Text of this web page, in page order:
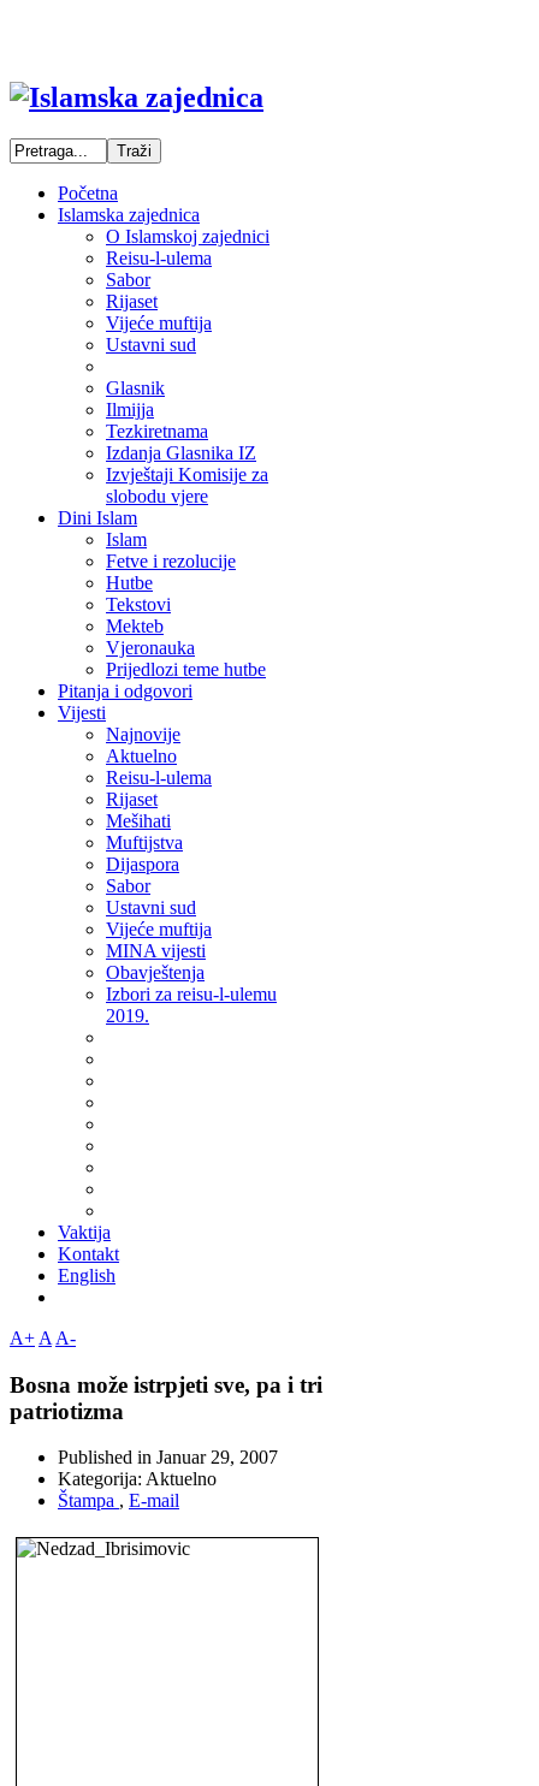
Početna
Islamska zajednica
O Islamskoj zajednici
Reisu-l-ulema
Sabor
Rijaset
Vijeće muftija
Ustavni sud
Glasnik
Ilmijja
Tezkiretnama
Izdanja Glasnika IZ
Izvještaji Komisije za
slobodu vjere
Dini Islam
Islam
Fetve i rezolucije
Hutbe
Tekstovi
Mekteb
Vjeronauka
Prijedlozi teme hutbe
Pitanja i odgovori
Vijesti
Najnovije
Aktuelno
Reisu-l-ulema
Rijaset
Mešihati
Muftijstva
Dijaspora
Sabor
Ustavni sud
Vijeće muftija
MINA vijesti
Obavještenja
Izbori za reisu-l-ulemu
2019.
Vaktija
Kontakt
English
A+ A A-
Bosna može istrpjeti sve, pa i tri
patriotizma
Published in Januar 29, 2007
Kategorija: Aktuelno
Štampa , E-mail